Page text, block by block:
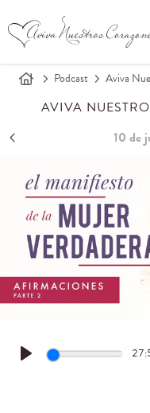
Podcast Aviva
AVIVA
10 de
Play